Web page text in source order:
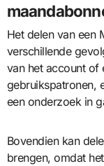
Het delen van een
verschillende
van het account of
gebruikspatronen,
een onderzoek in
Bovendien kan
brengen, omdat